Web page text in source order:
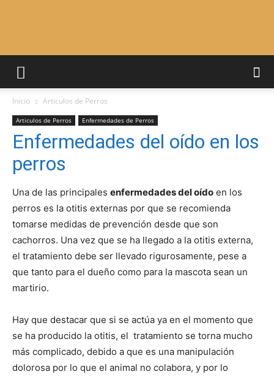
Adiestrar
Razas
de
Perros
Inicio Articulos de Perros
Articulos de Perros Enfermedades de Perros
Enfermedades del oído en los
perros
Una de las principales enfermedades del oído en los
perros es la otitis externas por que se recomienda
tomarse medidas de prevención desde que son
cachorros. Una vez que se ha llegado a la otitis externa,
el tratamiento debe ser llevado rigurosamente, pese a
que tanto para el dueño como para la mascota sean un
martirio.
Hay que destacar que si se actúa ya en el momento que
se ha producido la otitis, el tratamiento se torna mucho
más complicado, debido a que es una manipulación
dolorosa por lo que el animal no colabora, y por lo